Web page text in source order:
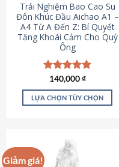
Trải Nghiệm Bao Cao Su
Đôn Khúc Đầu Aichao A1 –
A4 Từ A Đến Z: Bí Quyết
Tăng Khoái Cảm Cho Quý
Ông
Được xếp
hạng4.88
5 sao
140,000₫
LỰA CHỌN TÙY CHỌN
có
nhiều
Giảm giá!